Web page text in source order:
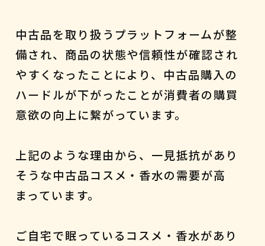
中古品を取り扱うプラットフォームが整
備され、商品の状態や信頼性が確認され
やすくなったことにより、中古品購入の
ハードルが下がったことが消費者の購買
意欲の向上に繋がっています。
上記のような理由から、一見抵抗があり
そうな中古品コスメ・香水の需要が高
まっています。
ご自宅で眠っているコスメ・香水があり